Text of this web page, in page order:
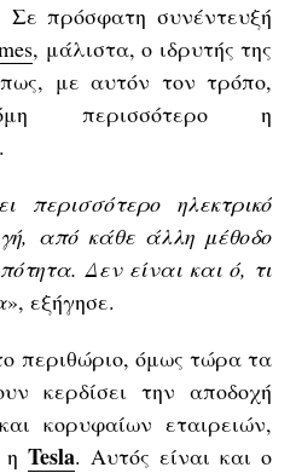
Σε πρόσφατη συνέντευξή
, μάλιστα, ο ιδρυτής της
με αυτόν τον τρόπο,
περισσότερο η
περισσότερο ηλεκτρικό
από κάθε άλλη μέθοδο
Δεν είναι και ό, τι
», εξήγησε.
περιθώριο, όμως τώρα τα
κερδίσει την αποδοχή
κορυφαίων εταιρειών,
η Tesla. Αυτός είναι και ο